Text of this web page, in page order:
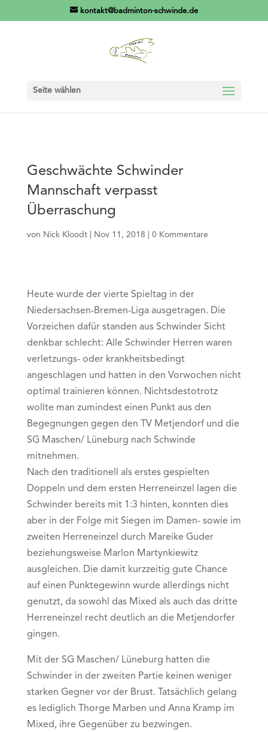
//Cookie Consent //RECAPTCHA (Ich bin kein Roboter)
kontakt@badminton-schwinde.de
Seite wählen
Geschwächte Schwinder
Mannschaft verpasst
Überraschung
von Nick Kloodt| Nov 11, 2018 0 Kommentare
Heute wurde der vierte Spieltag in der
Niedersachsen-Bremen-Liga ausgetragen. Die
Vorzeichen dafür standen aus Schwinder Sicht
denkbar schlecht: Alle Schwinder Herren waren
verletzungs- oder krankheitsbedingt
angeschlagen und hatten in den Vorwochen nicht
optimal trainieren können. Nichtsdestotrotz
wollte man zumindest einen Punkt aus den
Begegnungen gegen den TV Metjendorf und die
SG Maschen/ Lüneburg nach Schwinde
mitnehmen.
Nach den traditionell als erstes gespielten
Doppeln und dem ersten Herreneinzel lagen die
Schwinder bereits mit 1:3 hinten, konnten dies
aber in der Folge mit Siegen im Damen- sowie im
zweiten Herreneinzel durch Mareike Guder
beziehungsweise Marlon Martynkiewitz
ausgleichen. Die damit kurzzeitig gute Chance
auf einen Punktegewinn wurde allerdings nicht
genutzt, da sowohl das Mixed als auch das dritte
Herreneinzel recht deutlich an die Metjendorfer
gingen.
Mit der SG Maschen/ Lüneburg hatten die
Schwinder in der zweiten Partie keinen weniger
starken Gegner vor der Brust. Tatsächlich gelang
es lediglich Thorge Marben und Anna Kramp im
Mixed, ihre Gegenüber zu bezwingen.